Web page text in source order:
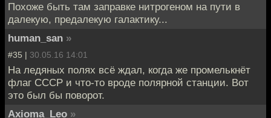
Похоже быть там заправке нитрогеном на пути в
далекую, предалекую галактику...
human_san »
#35 | 30.05.16 14:01
На ледяных полях всё ждал, когда же промелькнёт
флаг СССР и что-то вроде полярной станции. Вот
это был бы поворот.
Axioma_Leo »